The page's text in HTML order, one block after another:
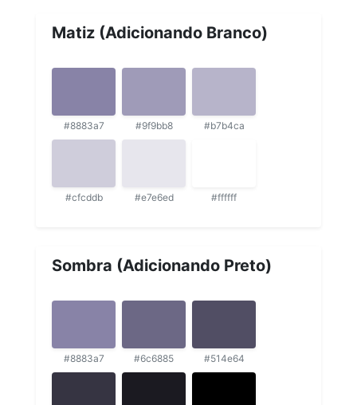
Matiz (Adicionando Branco)
#8883a7 #9f9bb8 #b7b4ca
#cfcddb #e7e6ed #ffffff
Sombra (Adicionando Preto)
#8883a7 #6c6885 #514e64